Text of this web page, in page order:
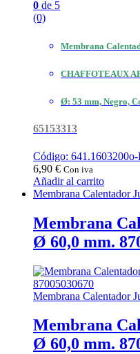
0 de 5
(0)
Membrana
CHAFFOTEAUX
Ø: 53 mm, Negro,
65153313
Código:
6,90 € Con iva
Añadir al carrito
Membrana Calentador
Membrana
Ø 60,0 mm.
Membrana Calentador
Membrana
Ø 60,0 mm.